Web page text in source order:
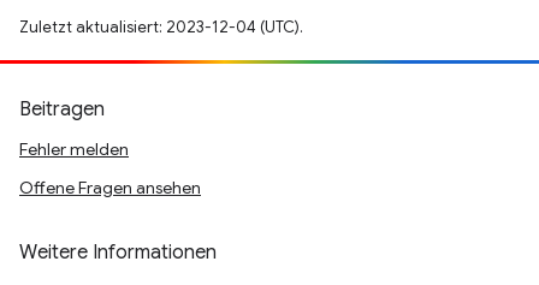
Zuletzt aktualisiert: 2023-12-04 (UTC).
Beitragen
Fehler melden
Offene Fragen ansehen
Weitere Informationen